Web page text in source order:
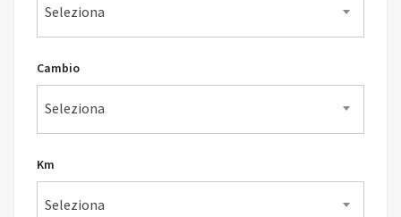
Seleziona
Cambio
Seleziona
Km
Seleziona